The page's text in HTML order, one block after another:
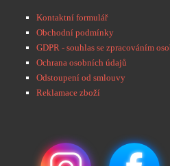
Kontaktní formulář
Obchodní podmínky
GDPR - souhlas se zpracováním
Ochrana osobních údajů
Odstoupení od smlouvy
Reklamace zboží